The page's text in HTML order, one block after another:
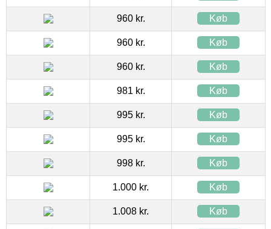
960 kr. Køb
960 kr. Køb
960 kr. Køb
981 kr. Køb
995 kr. Køb
995 kr. Køb
998 kr. Køb
1.000 kr. Køb
1.008 kr. Køb